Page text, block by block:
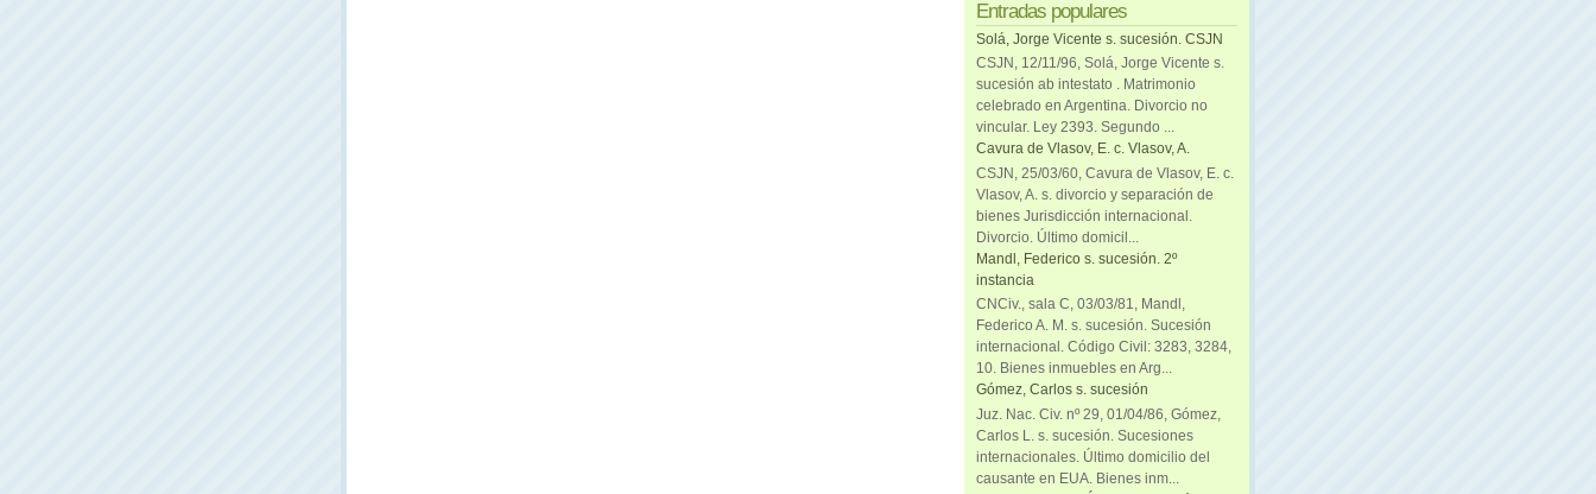
Entradas populares
Solá, Jorge Vicente s. sucesión. CSJN
CSJN, 12/11/96, Solá, Jorge Vicente s.
sucesión ab intestato . Matrimonio
celebrado en Argentina. Divorcio no
vincular. Ley 2393. Segundo ...
Cavura de Vlasov, E. c. Vlasov, A.
CSJN, 25/03/60, Cavura de Vlasov, E. c.
Vlasov, A. s. divorcio y separación de
bienes Jurisdicción internacional.
Divorcio. Último domicil...
Mandl, Federico s. sucesión. 2º
instancia
CNCiv., sala C, 03/03/81, Mandl,
Federico A. M. s. sucesión. Sucesión
internacional. Código Civil: 3283, 3284,
10. Bienes inmuebles en Arg...
Gómez, Carlos s. sucesión
Juz. Nac. Civ. nº 29, 01/04/86, Gómez,
Carlos L. s. sucesión. Sucesiones
internacionales. Último domicilio del
causante en EUA. Bienes inm...